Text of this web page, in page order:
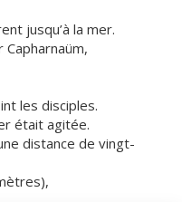
jusqu’à la mer.
les disciples.
était agitée.
distance de vingt-